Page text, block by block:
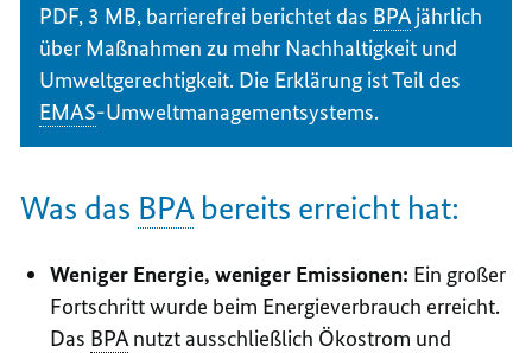
PDF, 3 MB, barrierefrei berichtet das BPAjährlich
über Maßnahmen zu mehr Nachhaltigkeit und
Umweltgerechtigkeit. Die Erklärung ist Teil des
EMAS-Umweltmanagementsystems.
Was das BPAbereits erreicht hat:
Weniger Energie, weniger Emissionen: Ein großer
Fortschritt wurde beim Energieverbrauch erreicht.
Das BPAnutzt ausschließlich Ökostrom und